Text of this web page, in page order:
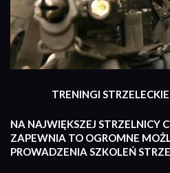
TRENINGI STRZELECKIE
NA NAJWIĘKSZEJ STRZELNICY
ZAPEWNIA TO OGROMNE
PROWADZENIA SZKOLEŃ